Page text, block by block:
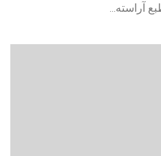
آراسته...